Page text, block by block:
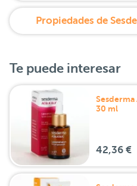
Te puede interesar
30 ml
42,36 €